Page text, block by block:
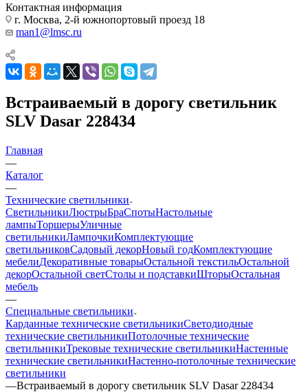
Контактная информация
г. Москва, 2-й южнопортовый проезд 18
man1@lmsc.ru
Встраиваемый в дорогу светильник
SLV Dasar 228434
Главная
—
Каталог
—
Технические светильники
СветильникиЛюстрыБраСпотыНастольные
лампыТоршерыУличные
светильникиЛампочкиКомплектующие
светильниковСадовый декорНовый годКомплектующие
мебелиДекоративные товарыОстальной текстильОстальной
декорОстальной светСтолы и подставкиШторыОстальная
мебель
—
Специальные светильники
Карданные технические светильникиСветодиодные
технические светильникиПотолочные технические
светильникиТрековые технические светильникиНастенные
технические светильникиНастенно-потолочные технические
светильники
—Встраиваемый в дорогу светильник SLV Dasar 228434